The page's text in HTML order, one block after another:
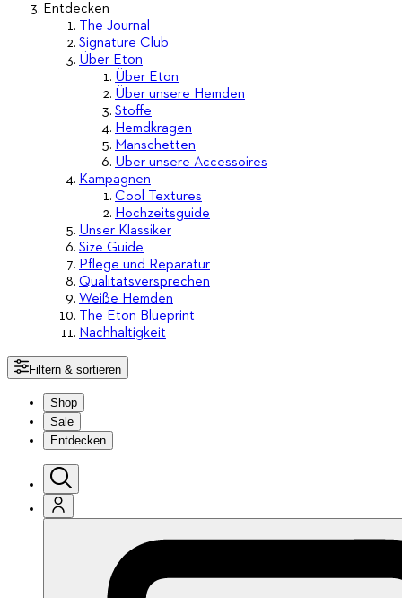
Entdecken
The Journal
Signature Club
Über Eton
Über Eton
Über unsere Hemden
Stoffe
Hemdkragen
Manschetten
Über unsere Accessoires
Kampagnen
Cool Textures
Hochzeitsguide
Unser Klassiker
Size Guide
Pflege und Reparatur
Qualitätsversprechen
Weiße Hemden
The Eton Blueprint
Nachhaltigkeit
Filtern & sortieren
Shop
Sale
Entdecken